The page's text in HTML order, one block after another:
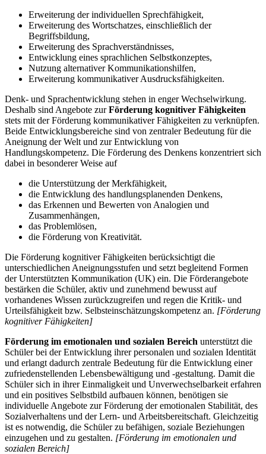
Erweiterung der individuellen Sprechfähigkeit,
Erweiterung des Wortschatzes, einschließlich der
Begriffsbildung,
Erweiterung des Sprachverständnisses,
Entwicklung eines sprachlichen Selbstkonzeptes,
Nutzung alternativer Kommunikationshilfen,
Erweiterung kommunikativer Ausdrucksfähigkeiten.
Denk- und Sprachentwicklung stehen in enger Wechselwirkung.
Deshalb sind Angebote zurFörderung kognitiver Fähigkeiten
stets mit der Förderung kommunikativer Fähigkeiten zu verknüpfen.
Beide Entwicklungsbereiche sind von zentraler Bedeutung für die
Aneignung der Welt und zur Entwicklung von
Handlungskompetenz. Die Förderung des Denkens konzentriert sich
dabei in besonderer Weise auf
die Unterstützung der Merkfähigkeit,
die Entwicklung des handlungsplanenden Denkens,
das Erkennen und Bewerten von Analogien und
Zusammenhängen,
das Problemlösen,
die Förderung von Kreativität.
Die Förderung kognitiver Fähigkeiten berücksichtigt die
unterschiedlichen Aneignungsstufen und setzt begleitend Formen
der Unterstützten Kommunikation (UK) ein. Die Förderangebote
bestärken die Schüler, aktiv und zunehmend bewusst auf
vorhandenes Wissen zurückzugreifen und regen die Kritik- und
Urteilsfähigkeit bzw. Selbsteinschätzungskompetenz an. [Förderung
kognitiver Fähigkeiten]
Förderung im emotionalen und sozialen Bereich unterstützt die
Schüler bei der Entwicklung ihrer personalen und sozialen Identität
und erlangt dadurch zentrale Bedeutung für die Entwicklung einer
zufriedenstellenden Lebensbewältigung und -gestaltung. Damit die
Schüler sich in ihrer Einmaligkeit und Unverwechselbarkeit erfahren
und ein positives Selbstbild aufbauen können, benötigen sie
individuelle Angebote zur Förderung der emotionalen Stabilität, des
Sozialverhaltens und der Lern- und Arbeitsbereitschaft. Gleichzeitig
ist es notwendig, die Schüler zu befähigen, soziale Beziehungen
einzugehen und zu gestalten. [Förderung im emotionalen und
sozialen Bereich]